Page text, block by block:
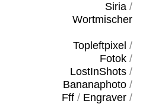
Siria/
Wortmischer
Topleftpixel /
Fotok/
LostInShots/
Bananaphoto/
Fff/ Engraver/